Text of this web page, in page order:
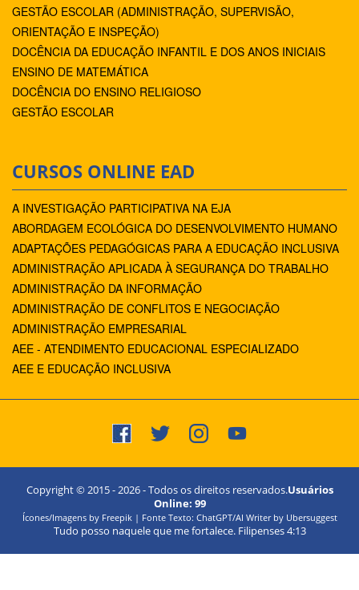
GESTÃO ESCOLAR (ADMINISTRAÇÃO, SUPERVISÃO,
ORIENTAÇÃO E INSPEÇÃO)
DOCÊNCIA DA EDUCAÇÃO INFANTIL E DOS ANOS INICIAIS
ENSINO DE MATEMÁTICA
DOCÊNCIA DO ENSINO RELIGIOSO
GESTÃO ESCOLAR
CURSOS ONLINE EAD
A INVESTIGAÇÃO PARTICIPATIVA NA EJA
ABORDAGEM ECOLÓGICA DO DESENVOLVIMENTO HUMANO
ADAPTAÇÕES PEDAGÓGICAS PARA A EDUCAÇÃO INCLUSIVA
ADMINISTRAÇÃO APLICADA À SEGURANÇA DO TRABALHO
ADMINISTRAÇÃO DA INFORMAÇÃO
ADMINISTRAÇÃO DE CONFLITOS E NEGOCIAÇÃO
ADMINISTRAÇÃO EMPRESARIAL
AEE - ATENDIMENTO EDUCACIONAL ESPECIALIZADO
AEE E EDUCAÇÃO INCLUSIVA
Copyright © 2015 -2026- Todos os direitos reservados.Usuários
Online: 99
Ícones/Imagens by Freepik | Fonte Texto: ChatGPT/AI Writer by Ubersuggest
Tudo posso naquele que me fortalece. Filipenses 4:13